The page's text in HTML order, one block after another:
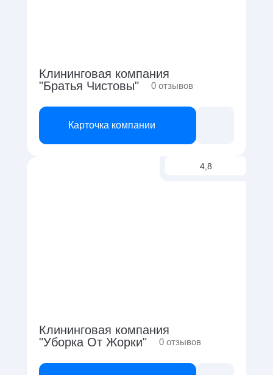
Клининговая компания
"Братья Чистовы"
0 отзывов
Карточка компании
4,8
Клининговая компания
"Уборка От Жорки"
0 отзывов